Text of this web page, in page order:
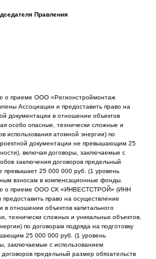
Правления
о приеме ООО «Регионстроймонтаж
Ассоциации и предоставить право на
документации в отношении объектов
особо опасные, технически сложные и
использования атомной энергии) по
документации не превышающим 25
включая договоры, заключаемые с
заключения договоров предельный
превышает 25 000 000 руб. (1 уровень
взносам в компенсационные фонды.
о приеме ООО СК «ИНВЕСТСТРОЙ» (ИНН
право на осуществление
в отношении объектов капитального
технически сложных и уникальных объектов,
по договорам подряда на подготовку
25 000 000 руб. (1 уровень
заключаемые с использованием
предельный размер обязательств